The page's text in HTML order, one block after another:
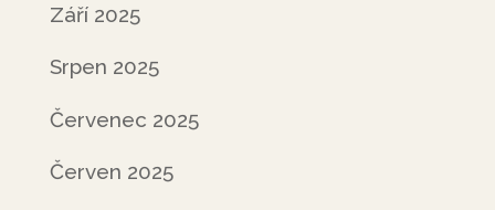
Září 2025
Srpen 2025
Červenec 2025
Červen 2025